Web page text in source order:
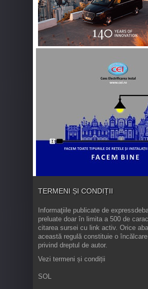
TERMENI ȘI CONDIȚII
Informaţiile publicate de
preluate doar în limita a 500 de
citarea sursei cu link activ. Orice
această regulă constituie o
privind dreptul de autor.
Vezi termeni și condiții
SOL